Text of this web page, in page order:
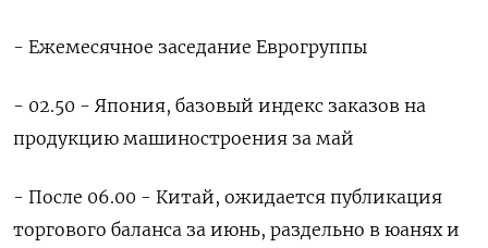
- Ежемесячное заседание Еврогруппы
- 02.50 - Япония, базовый индекс заказов на
продукцию машиностроения за май
- После 06.00 - Китай, ожидается публикация
торгового баланса за июнь, раздельно в юанях и